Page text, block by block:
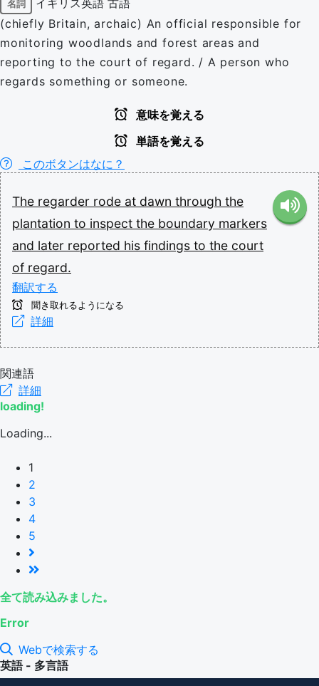
名詞
(chiefly Britain, archaic) An official responsible for
monitoring woodlands and forest areas and
reporting to the court of regard. / A person who
regards something or someone.
意味を覚える
単語を覚える
このボタンはなに？
The regarder rode at dawn through the
plantation to inspect the boundary markers
and later reported his findings to the court
of regard.
翻訳する
聞き取れるようになる
詳細
関連語
詳細
loading!
Loading...
1
2
3
4
5
全て読み込みました。
Error
Webで検索する
英語 - 多言語